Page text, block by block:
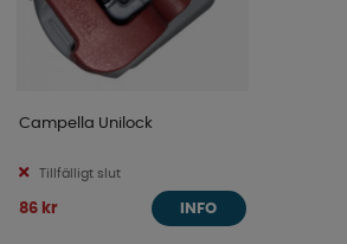
Campella Unilock
Tillfälligt slut
86 kr INFO